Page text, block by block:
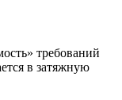
требований
в затяжную